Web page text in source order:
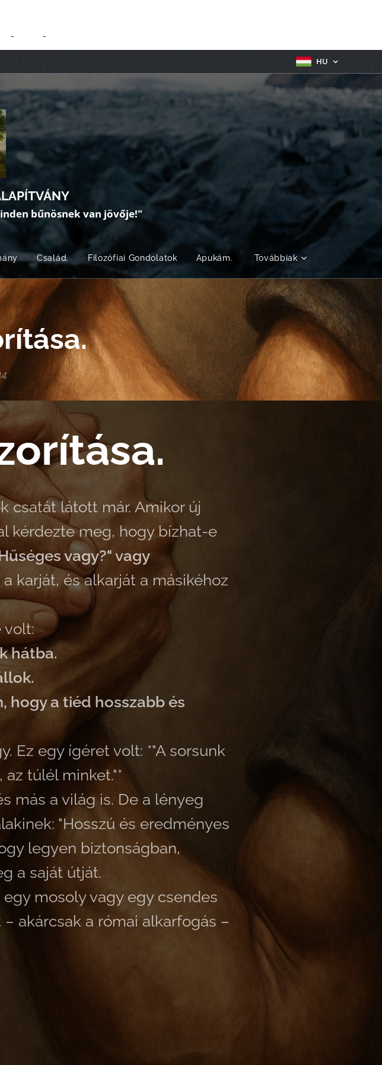
HU
bűnösnek van jövője!"
Család. Filozófiai Gondolatok Apukám. Továbbiak
csatát látott már. Amikor új
kérdezte meg, hogy bízhat-e
vagy?" vagy
karját, és alkarját a másikéhoz
volt:
hátba.
hogy a tiéd hosszabb és
Ez egy ígéret volt: *"A sorsunk
túlél minket."*
más a világ is. De a lényeg
"Hosszú és eredményes
legyen biztonságban,
a saját útját.
mosoly vagy egy csendes
akárcsak a római alkarfogás –